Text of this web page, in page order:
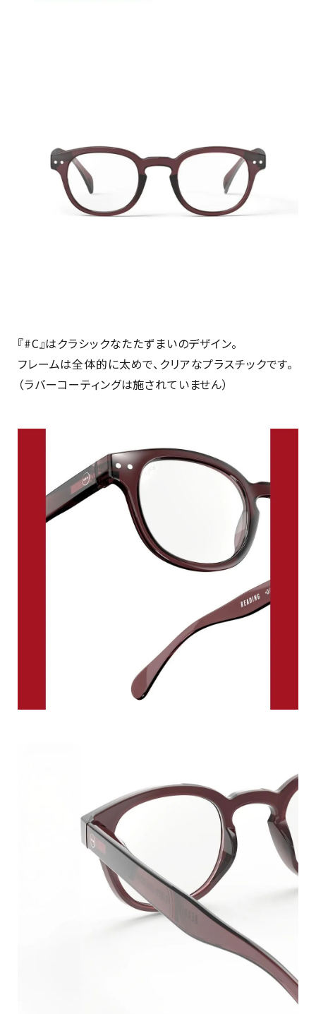
『#C』はクラシックなたたずまいのデザイン。
フレームは全体的に太めで、クリアなプラスチックです。
（ラバーコーティングは施されていません）